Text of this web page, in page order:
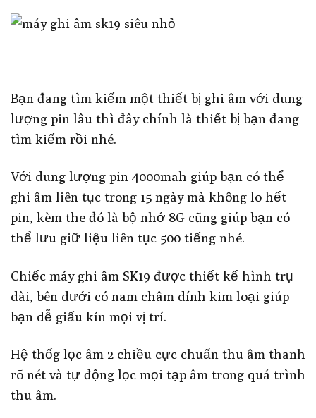
Bạn đang tìm kiếm một thiết bị ghi âm với dung
lượng pin lâu thì đây chính là thiết bị bạn đang
tìm kiếm rồi nhé.
Với dung lượng pin 4000mah giúp bạn có thể
ghi âm liên tục trong 15 ngày mà không lo hết
pin, kèm the đó là bộ nhớ 8G cũng giúp bạn có
thể lưu giữ liệu liên tục 500 tiếng nhé.
Chiếc máy ghi âm SK19 được thiết kế hình trụ
dài, bên dưới có nam châm dính kim loại giúp
bạn dễ giấu kín mọi vị trí.
Hệ thốg lọc âm 2 chiều cực chuẩn thu âm thanh
rõ nét và tự động lọc mọi tạp âm trong quá trình
thu âm.